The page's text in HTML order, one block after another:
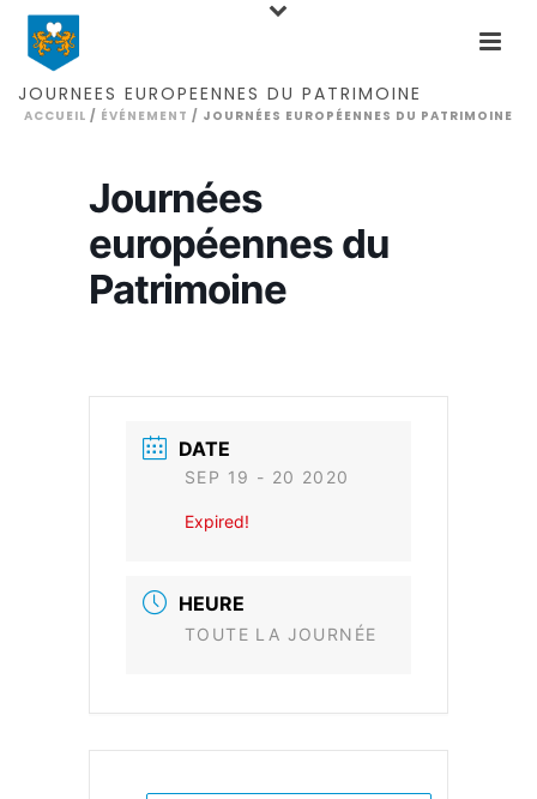
JOURNÉES EUROPÉENNES DU PATRIMOINE
ACCUEIL / ÉVÉNEMENT / JOURNÉES EUROPÉENNES DU PATRIMOINE
Journées
européennes du
Patrimoine
DATE
SEP 19 - 20 2020
Expired!
HEURE
TOUTE LA JOURNÉE